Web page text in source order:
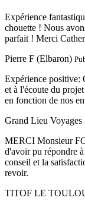
Expérience
chouette ! Nous
parfait ! Merci
Pierre F (Elbaron)
Expérience positive:
et à l'écoute du
en fonction de nos
Grand Lieu Voyages
MERCI Monsieur
d'avoir pu répondre
conseil et la
revoir.
TITOF LE